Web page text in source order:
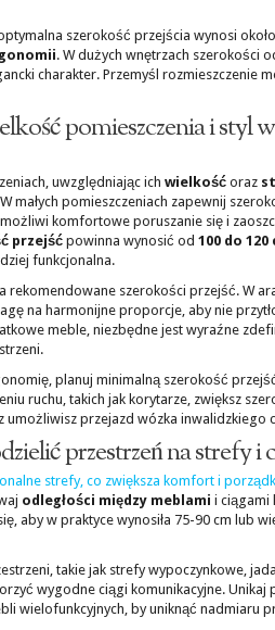
szerokość przejścia wynosi
. W dużych wnętrzach szerokości
charakter. Przemyśl rozmieszczenie
pomieszczenia i styl
uwzględniając ich wielkość oraz
małych pomieszczeniach zapewnij
komfortowe poruszanie się i
przejść powinna wynosić od 100 do 120
funkcjonalna.
rekomendowane szerokości przejść. W
na harmonijne proporcje, aby nie
meble, niezbędne jest wyraźne
planuj minimalną szerokość
ruchu, takich jak korytarze, zwiększ
umożliwisz przejazd wózka inwalidzkiego
przestrzeń na strefy
strefy, co zwiększa komfort i
odległości między meblami i ciągami
aby w praktyce wynosiła 75-90 cm lub
takie jak strefy wypoczynkowe,
wygodne ciągi komunikacyjne. Unikaj
wielofunkcyjnych, by uniknąć nadmiaru